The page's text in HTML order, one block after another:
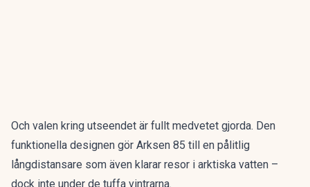
Och valen kring utseendet är fullt medvetet gjorda. Den
funktionella designen gör Arksen 85 till en pålitlig
långdistansare som även klarar resor i arktiska vatten –
dock inte under de tuffa vintrarna.